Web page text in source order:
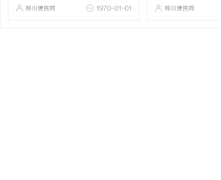
桦川便民网 1970-01-01 桦川便民网